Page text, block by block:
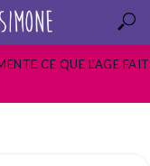
CE QUE L’AGE FAIT